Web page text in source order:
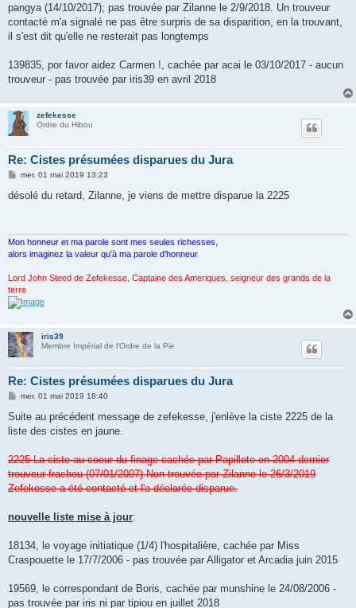
pangya (14/10/2017); pas trouvée par Zilanne le 2/9/2018. Un trouveur
contacté m'a signalé ne pas être surpris de sa disparition, en la trouvant,
il s'est dit qu'elle ne resterait pas longtemps
139835, por favor aidez Carmen !, cachée par acai le 03/10/2017 - aucun
trouveur - pas trouvée par iris39 en avril 2018
zefekesse
Ordre du Hibou
Re: Cistes présumées disparues du Jura
M
s
mer. 01 mai 2019 13:23
désolé du retard, Zilanne, je viens de mettre disparue la 2225
Mon honneur et ma parole sont mes seules richesses,
alors imaginez la valeur qu'à ma parole d'honneur
Lord John Steed de Zefekesse, Captaine des Ameriques, seigneur des grands de la
terre
iris39
Membre Impérial de l'Ordre de la Pie
Re: Cistes présumées disparues du Jura
M
s
a
mer. 01 mai 2019 18:40
Suite au précédent message de zefekesse, j'enlève la ciste 2225 de la
liste des cistes en jaune.
2225 La ciste au coeur du finage cachée par Papillote en 2004 dernier
trouveur frachou (07/01/2007) Non trouvée par Zilanne le 26/3/2019
Zefekesse a été contacté et l'a déclarée disparue.
nouvelle liste mise à jour:
18134, le voyage initiatique (1/4) l'hospitalière, cachée par Miss
Craspouette le 17/7/2006 - pas trouvée par Alligator et Arcadia juin 2015
19569, le correspondant de Boris, cachée par munshine le 24/08/2006 -
pas trouvée par iris ni par tipiou en juillet 2018